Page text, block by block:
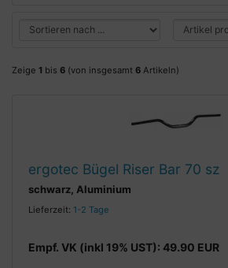
Zeige 1 bis 6 (von insgesamt 6 Artikeln)
ergotec Bügel Riser Bar 70 sz
schwarz, Aluminium
Lieferzeit: 1-2 Tage
Empf. VK (inkl 19% UST): 49.90 EUR